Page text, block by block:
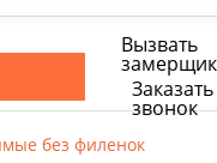
Вызвать
Заказать
звонок
без филенок